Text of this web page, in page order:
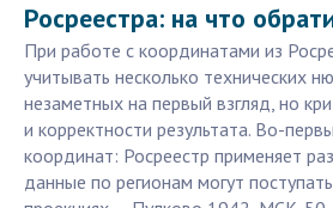
Росреестра: на что
При работе с координатами из
учитывать несколько технических
незаметных на первый взгляд, но
и корректности результата. Во-
координат: Росреестр применяет
данные по регионам могут